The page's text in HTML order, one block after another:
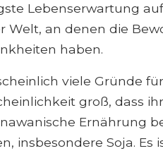
Lebenserwartung
Welt, an denen die
haben.
viele Gründe
groß, dass
Ernährung
insbesondere Soja.